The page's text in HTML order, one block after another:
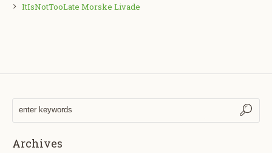
ItIsNotTooLate Morske Livade
Archives